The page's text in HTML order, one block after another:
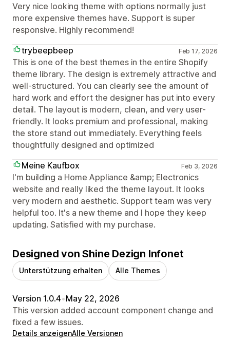
Very nice looking theme with options normally just
more expensive themes have. Support is super
responsive. Highly recommend!
trybeepbeep
Feb 17, 2026
This is one of the best themes in the entire Shopify
theme library. The design is extremely attractive and
well-structured. You can clearly see the amount of
hard work and effort the designer has put into every
detail. The layout is modern, clean, and very user-
friendly. It looks premium and professional, making
the store stand out immediately. Everything feels
thoughtfully designed and optimized
Meine Kaufbox
Feb 3, 2026
I'm building a Home Appliance &amp; Electronics
website and really liked the theme layout. It looks
very modern and aesthetic. Support team was very
helpful too. It's a new theme and I hope they keep
updating. Satisfied with my purchase.
Designed von Shine Dezign Infonet
Unterstützung erhalten Alle Themes
Version 1.0.4•May 22, 2026
This version added account component change and
fixed a few issues.
Details anzeigenAlle Versionen